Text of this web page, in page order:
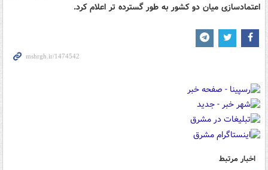
اعتمادسازی میان دو کشور به طور گسترده‌ تر اعلام کرد.
اخبار مرتبط